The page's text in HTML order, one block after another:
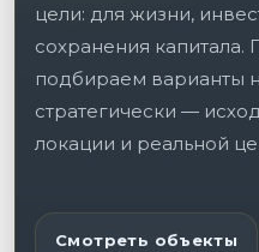
цели: для жизни,
сохранения капитала.
подбираем варианты
стратегически —
локации и реальной
Смотреть объекты